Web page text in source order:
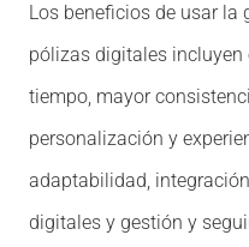
Los beneficios de usar la
pólizas digitales
tiempo, mayor
personalización y
adaptabilidad,
digitales y gestión y